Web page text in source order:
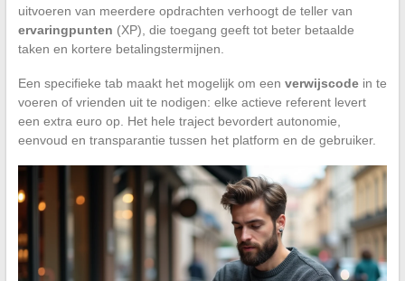
uitvoeren van meerdere opdrachten verhoogt de teller van
ervaringpunten (XP), die toegang geeft tot beter betaalde
taken en kortere betalingstermijnen.
Een specifieke tab maakt het mogelijk om een verwijscodein te
voeren of vrienden uit te nodigen: elke actieve referent levert
een extra euro op. Het hele traject bevordert autonomie,
eenvoud en transparantie tussen het platform en de gebruiker.